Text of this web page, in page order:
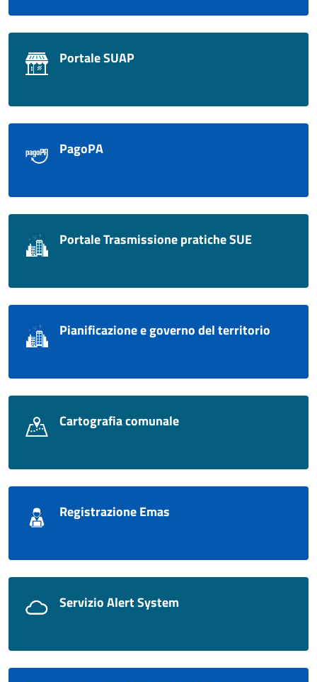
Portale SUAP
PagoPA
Portale Trasmissione pratiche SUE
Pianificazione e governo del territorio
Cartografia comunale
Registrazione Emas
Servizio Alert System